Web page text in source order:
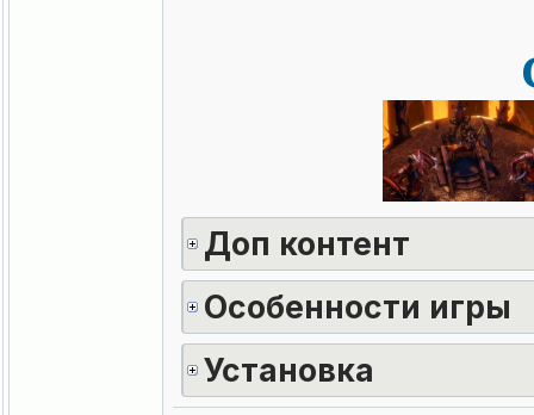
Доп контент
Особенности игры
Установка